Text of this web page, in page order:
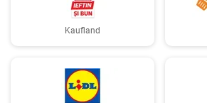
Kaufland